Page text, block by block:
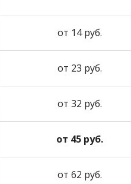
от 14 руб.
от 23 руб.
от 32 руб.
от 45 руб.
от 62 руб.